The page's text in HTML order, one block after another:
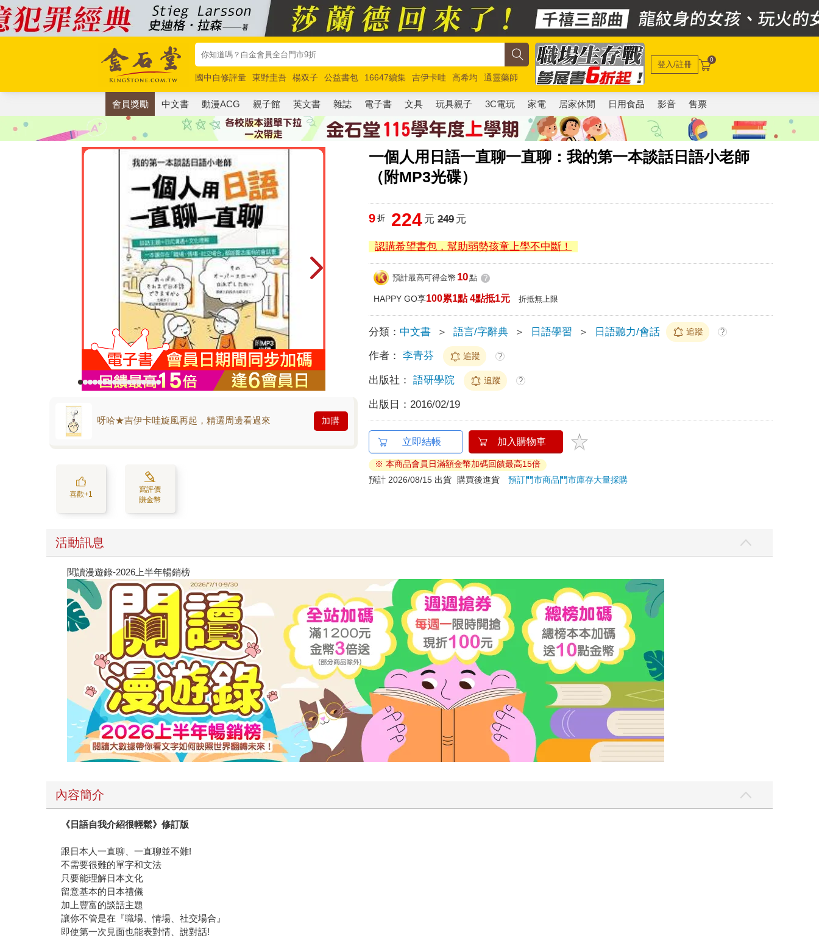
國中自修評量 東野圭吾 楊双子 公益書包 16647續集 吉伊卡哇 高希均
通靈藥師
唯紅花綻放
奧德賽 路邊攤新作 馬斯克 玩具總動員5 超慢跑
登入/註冊 0
會員獎勵 中文書 動漫ACG 親子館 英文書 雜誌 電子書 文具 玩具親子 3C電玩 家電 居家休閒 日用食品 影音 售票
一個人用日語一直聊一直聊：我的第一本談話日語小老師
（附MP3光碟）
呀哈★吉伊卡哇旋風再起，精選周邊看過來 加購
喜歡+1
寫評價
賺金幣
9 折 224 元 249元
認購希望書包，幫助弱勢孩童上學不中斷！
預計最高可得金幣 10點 ?
HAPPY GO享100累1點 4點抵1元 折抵無上限
分類： 中文書 ＞ 語言/字辭典 ＞ 日語學習 ＞ 日語聽力/會話 追蹤 ?
作者： 李青芬 追蹤 ?
出版社： 語研學院 追蹤 ?
出版日： 2016/02/19
立即結帳 加入購物車
※ 本商品會員日滿額金幣加碼回饋最高15倍
預計 2026/08/15 出貨
購買後進貨預訂門市商品門市庫存大量採購
活動訊息
閱讀漫遊錄-2026上半年暢銷榜
內容簡介
《日語自我介紹很輕鬆》修訂版
跟日本人一直聊、一直聊並不難!
不需要很難的單字和文法
只要能理解日本文化
留意基本的日本禮儀
加上豐富的談話主題
讓你不管是在『職場、情場、社交場合』
即使第一次見面也能表對情、說對話!